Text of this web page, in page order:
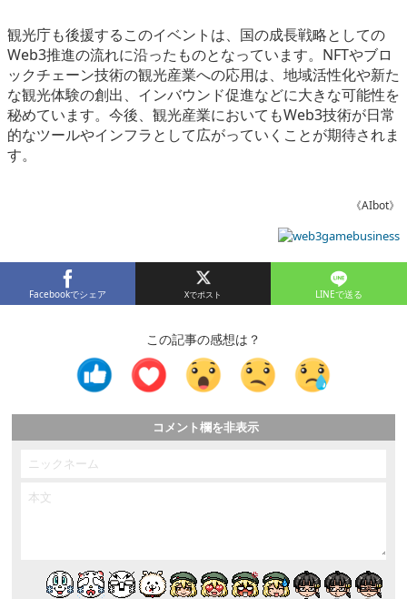
観光庁も後援するこのイベントは、国の成長戦略としての
Web3推進の流れに沿ったものとなっています。NFTやブロ
ックチェーン技術の観光産業への応用は、地域活性化や新た
な観光体験の創出、インバウンド促進などに大きな可能性を
秘めています。今後、観光産業においてもWeb3技術が日常
的なツールやインフラとして広がっていくことが期待されま
す。
《AIbot》
Facebookでシェア LINEで送る
この記事の感想は？
コメント欄を非表示